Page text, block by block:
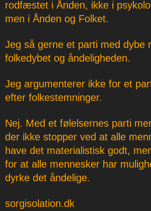
rodfæstet i Ånden, ikke i
men i Ånden og Folket.
Jeg så gerne et parti med dybe
folkedybet og åndeligheden.
Jeg argumenterer ikke for et
efter folkestemninger.
Nej. Med et følelsernes parti
der ikke stopper ved at alle
have det materialistisk godt,
for at alle mennesker har
dyrke det åndelige.
sorgisolation.dk